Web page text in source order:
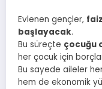
Evlenen gençler,
başlayacak.
Bu süreçte çocuğu
her çocuk için
Bu sayede aileler
hem de ekonomik